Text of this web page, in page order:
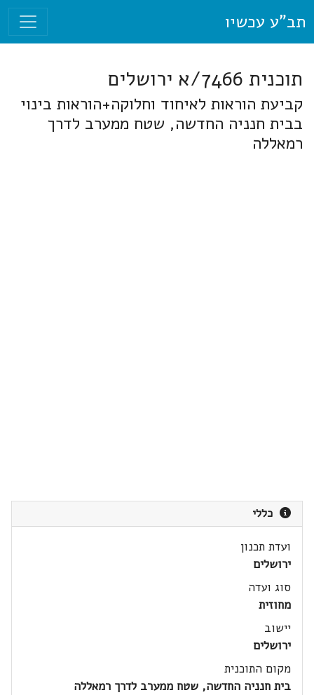
תב"ע עכשיו
תוכנית 7466/א ירושלים
קביעת הוראות לאיחוד וחלוקה+הוראות בינוי
בבית חנניה החדשה, שטח ממערב לדרך
רמאללה
כללי
ועדת תכנון
ירושלים
סוג ועדה
מחוזית
יישוב
ירושלים
מקום התוכנית
בית חנניה החדשה, שטח ממערב לדרך רמאללה